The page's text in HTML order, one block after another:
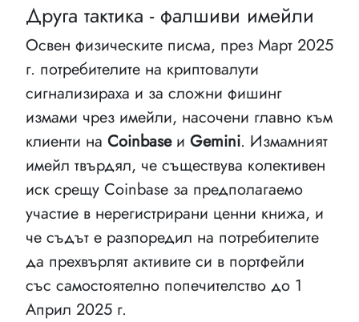
Друга тактика - фалшиви имейли
Освен физическите писма, през Март 2025
г. потребителите на криптовалути
сигнализираха и за сложни фишинг
измами чрез имейли, насочени главно към
клиенти на Coinbaseи Gemini. Измамният
имейл твърдял, че съществува колективен
иск срещу Coinbase за предполагаемо
участие в нерегистрирани ценни книжа, и
че съдът е разпоредил на потребителите
да прехвърлят активите си в портфейли
със самостоятелно попечителство до 1
Април 2025 г.